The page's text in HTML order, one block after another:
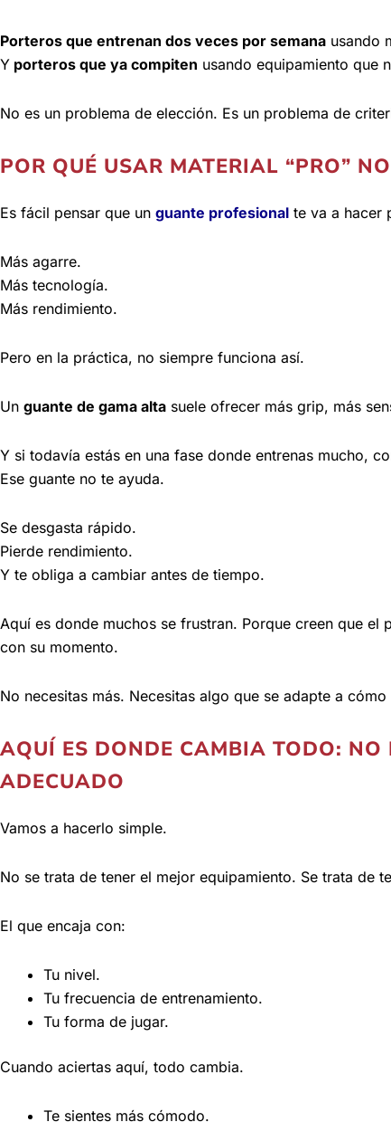
Porteros que entrenan dos veces por semana usando
Y porteros que ya compiten usando equipamiento que
No es un problema de elección. Es un problema de
POR QUÉ USAR MATERIAL “PRO”
Es fácil pensar que un guante profesional te va a hacer
Más agarre.
Más tecnología.
Más rendimiento.
Pero en la práctica, no siempre funciona así.
Un guante de gama alta suele ofrecer más grip, más
Y si todavía estás en una fase donde entrenas mucho,
Ese guante no te ayuda.
Se desgasta rápido.
Pierde rendimiento.
Y te obliga a cambiar antes de tiempo.
Aquí es donde muchos se frustran. Porque creen que
con su momento.
No necesitas más. Necesitas algo que se adapte a
AQUÍ ES DONDE CAMBIA TODO: NO
ADECUADO
Vamos a hacerlo simple.
No se trata de tener el mejor equipamiento. Se trata de
El que encaja con:
Tu nivel.
Tu frecuencia de entrenamiento.
Tu forma de jugar.
Cuando aciertas aquí, todo cambia.
Te sientes más cómodo.